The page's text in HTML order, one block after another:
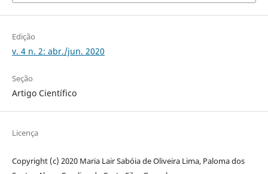
Edição
v. 4 n. 2: abr./jun. 2020
Seção
Artigo Científico
Licença
Copyright (c) 2020 Maria Lair Sabóia de Oliveira Lima, Paloma dos